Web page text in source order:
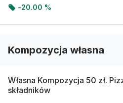
-20.00 %
Kompozycja własna
Własna Kompozycja 50 zł.
składników